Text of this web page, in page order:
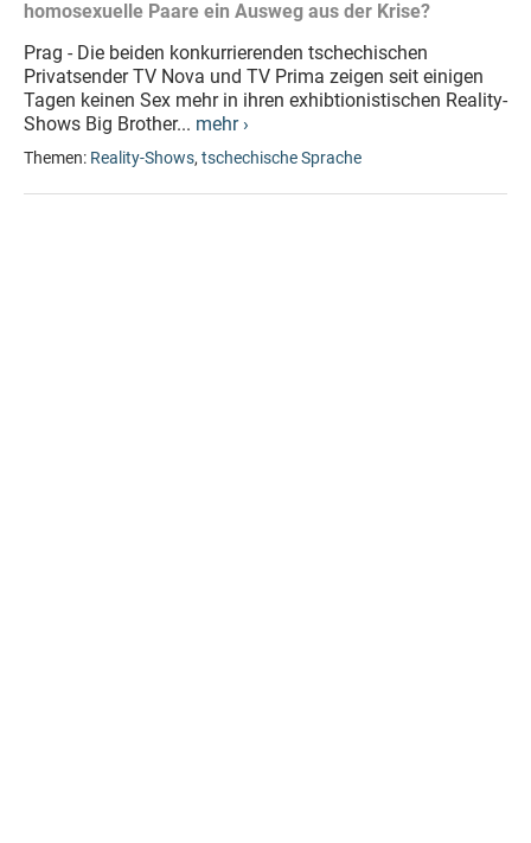
homosexuelle Paare ein Ausweg aus der Krise?
Prag - Die beiden konkurrierenden tschechischen
Privatsender TV Nova und TV Prima zeigen seit einigen
Tagen keinen Sex mehr in ihren exhibtionistischen Reality-
Shows Big Brother... mehr ›
Themen: Reality-Shows, tschechische Sprache